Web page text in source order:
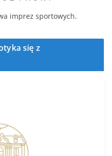
imprez sportowych.
się z